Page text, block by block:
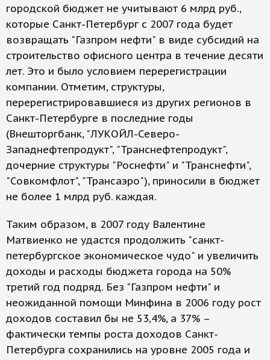
городской бюджет не учитывают 6 млрд руб.,
которые Санкт-Петербург с 2007 года будет
возвращать "Газпром нефти" в виде субсидий на
строительство офисного центра в течение десяти
лет. Это и было условием перерегистрации
компании. Отметим, структуры,
перерегистрировавшиеся из других регионов в
Санкт-Петербурге в последние годы
(Внешторгбанк, "ЛУКОЙЛ-Северо-
Западнефтепродукт", "Транснефтепродукт",
дочерние структуры "Роснефти" и "Транснефти",
"Совкомфлот", "Трансаэро"), приносили в бюджет
не более 1 млрд руб. каждая.
Таким образом, в 2007 году Валентине
Матвиенко не удастся продолжить "санкт-
петербургское экономическое чудо" и увеличить
доходы и расходы бюджета города на 50%
третий год подряд. Без "Газпром нефти" и
неожиданной помощи Минфина в 2006 году рост
доходов составил бы не 53,4%, а 37% –
фактически темпы роста доходов Санкт-
Петербурга сохранились на уровне 2005 года и